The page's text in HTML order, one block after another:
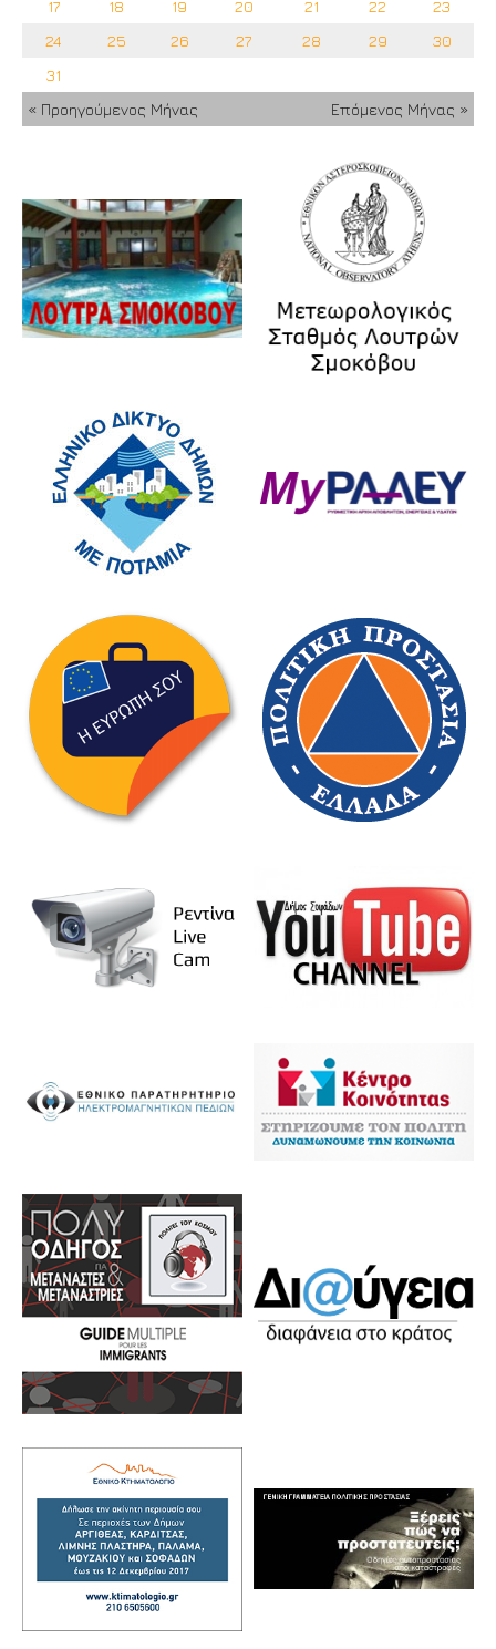
17 18 19 20 21 22
23
24
25 26 27 28 29
30
31
« Προηγούμενος Μήνας
Επόμενος Μήνας »